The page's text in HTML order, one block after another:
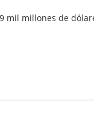
millones de